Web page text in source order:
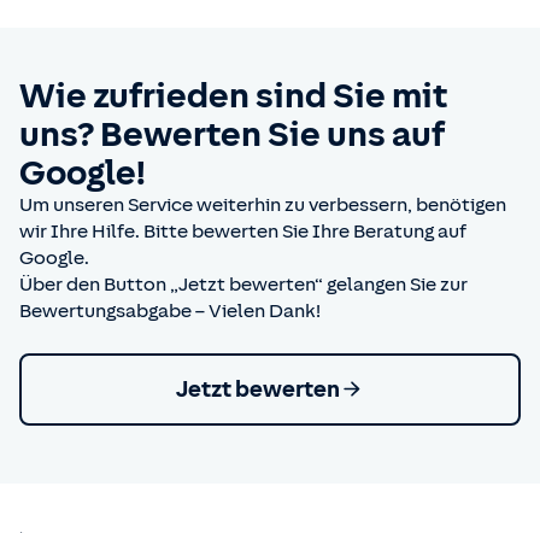
Wie zufrieden sind Sie mit
uns? Bewerten Sie uns auf
Google!
Um unseren Service weiterhin zu verbessern, benötigen
wir Ihre Hilfe. Bitte bewerten Sie Ihre Beratung auf
Google.
Über den Button „Jetzt bewerten“ gelangen Sie zur
Bewertungsabgabe – Vielen Dank!
Jetzt bewerten